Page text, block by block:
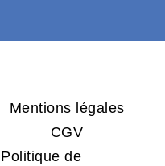
Mentions légales
CGV
Politique de